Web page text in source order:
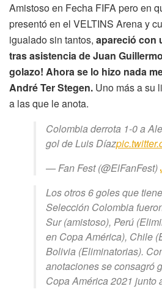
Amistoso en Fecha FIFA pero en
presentó en el VELTINS Arena y
igualado sin tantos, apareció con
tras asistencia de Juan
golazo! Ahora se lo hizo nada
André Ter Stegen. Uno más a su
a las que le anota.
Colombia derrota 1-0 a
gol de Luis Díaz
— Fan Fest (@ElFanFest)
Los otros 6 goles que
Selección Colombia
Sur (amistoso), Perú
en Copa América), Chile
Bolivia (Eliminatorias).
anotaciones se consagró
Copa América 2021 junto